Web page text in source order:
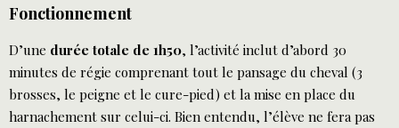
Fonctionnement
D’une durée totale de 1h50, l’activité inclut d’abord 30
minutes de régie comprenant tout le pansage du cheval (3
brosses, le peigne et le cure-pied) et la mise en place du
harnachement sur celui-ci. Bien entendu, l’élève ne fera pas